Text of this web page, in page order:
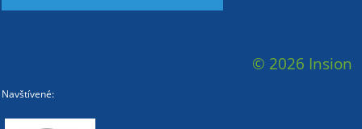
© 2026 Insion
Navštívené: